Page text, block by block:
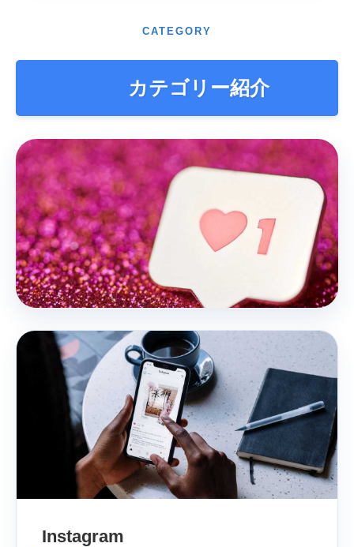
CATEGORY
カテゴリー紹介
Instagram